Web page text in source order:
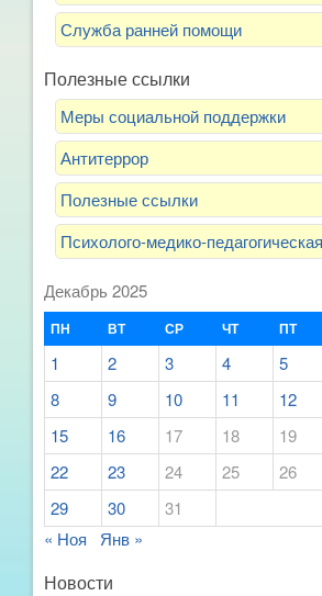
Служба ранней помощи
Полезные ссылки
Меры социальной поддержки
Антитеррор
Полезные ссылки
Психолого-медико-
Декабрь 2025
ПН ВТ СР ЧТ ПТ
1 2 3 4 5
8
9 10 11 12
15
16 17 18 19
22
23 24 25 26
29
30
31
« Ноя
Янв »
Новости